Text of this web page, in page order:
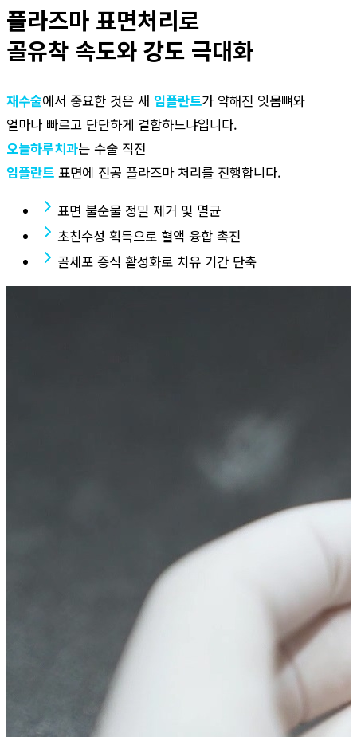
플라즈마 표면처리로
골유착 속도와 강도 극대화
재수술에서 중요한 것은 새 임플란트가 약해진 잇몸뼈와
얼마나 빠르고 단단하게 결합하느냐입니다.
오늘하루치과는 수술 직전
임플란트 표면에 진공 플라즈마 처리를 진행합니다.
표면 불순물 정밀 제거 및 멸균
초친수성 획득으로 혈액 융합 촉진
골세포 증식 활성화로 치유 기간 단축